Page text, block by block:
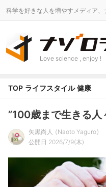
科学を好きな人を増やすメディア、
Love science , enjoy !
TOP ライフスタイル 健康
”100歳まで生きる人
矢黒尚人
Naoto Yaguro
公開日 2026/7/9(木)